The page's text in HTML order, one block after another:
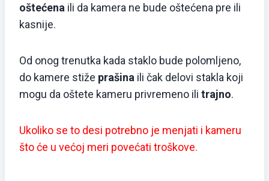
oštećena ili da kamera ne bude oštećena pre ili
kasnije.
Od onog trenutka kada staklo bude polomljeno,
do kamere stiže prašina ili čak delovi stakla koji
mogu da oštete kameru privremeno ili trajno.
Ukoliko se to desi potrebno je menjati i kameru
što će u većoj meri povećati troškove.